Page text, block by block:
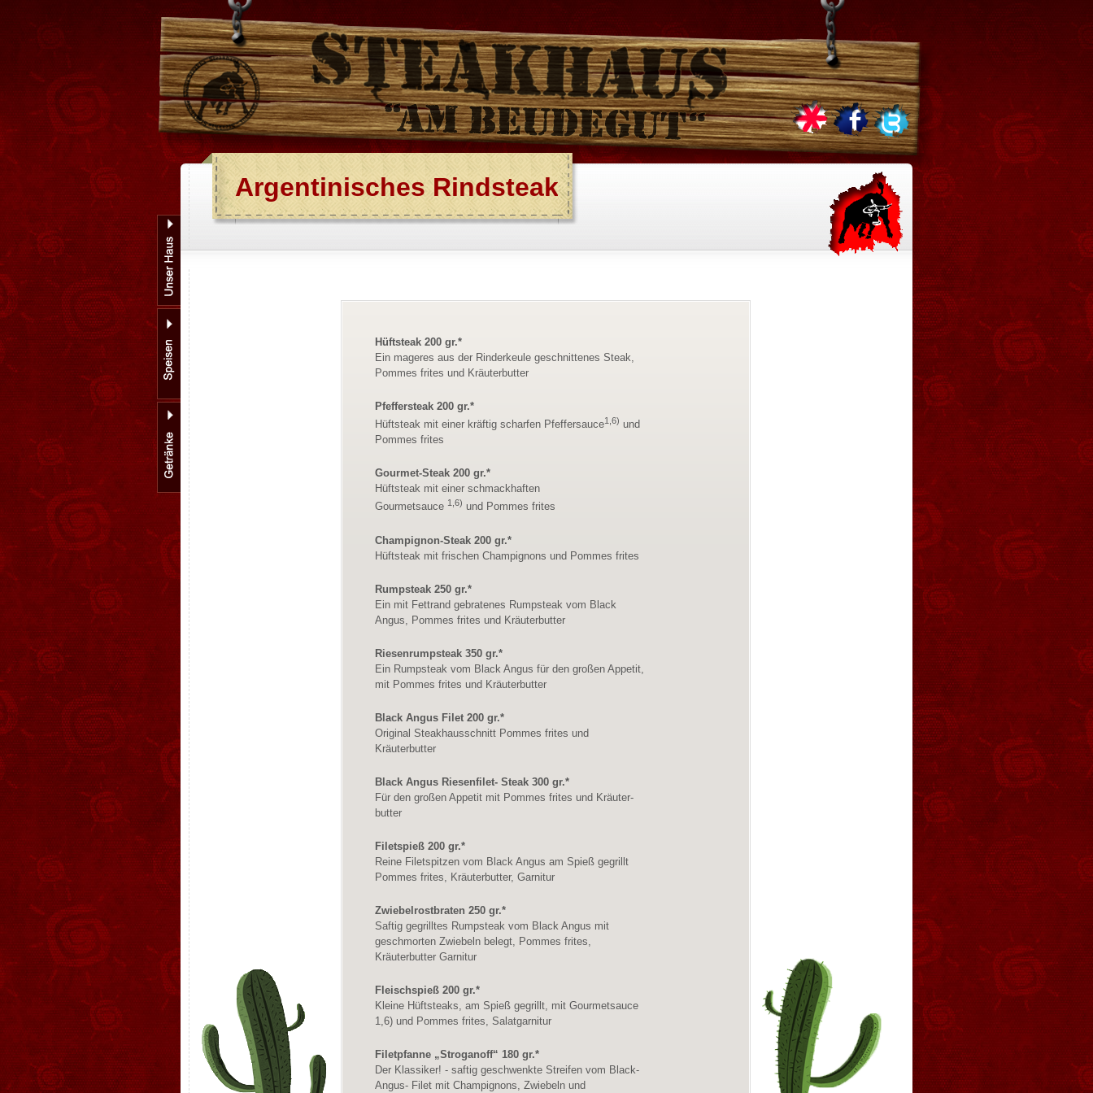
Argentinisches Rindsteak
Hüftsteak 200 gr.*
Ein mageres aus der Rinderkeule geschnittenes Steak,
Pommes frites und Kräuterbutter
Pfeffersteak 200 gr.*
Hüftsteak mit einer kräftig scharfen Pfeffersauce1,6) und
Pommes frites
Gourmet-Steak 200 gr.*
Hüftsteak mit einer schmackhaften
Gourmetsauce 1,6) und Pommes frites
Champignon-Steak 200 gr.*
Hüftsteak mit frischen Champignons und Pommes frites
Rumpsteak 250 gr.*
Ein mit Fettrand gebratenes Rumpsteak vom Black
Angus, Pommes frites und Kräuterbutter
Riesenrumpsteak 350 gr.*
Ein Rumpsteak vom Black Angus für den großen Appetit,
mit Pommes frites und Kräuterbutter
Black Angus Filet 200 gr.*
Original Steakhausschnitt Pommes frites und
Kräuterbutter
Black Angus Riesenfilet- Steak 300 gr.*
Für den großen Appetit mit Pommes frites und Kräuter-
butter
Filetspieß 200 gr.*
Reine Filetspitzen vom Black Angus am Spieß gegrillt
Pommes frites, Kräuterbutter, Garnitur
Zwiebelrostbraten 250 gr.*
Saftig gegrilltes Rumpsteak vom Black Angus mit
geschmorten Zwiebeln belegt, Pommes frites,
Kräuterbutter Garnitur
Fleischspieß 200 gr.*
Kleine Hüftsteaks, am Spieß gegrillt, mit Gourmetsauce
1,6) und Pommes frites, Salatgarnitur
Filetpfanne „Stroganoff“ 180 gr.*
Der Klassiker! - saftig geschwenkte Streifen vom Black-
Angus- Filet mit Champignons, Zwiebeln und